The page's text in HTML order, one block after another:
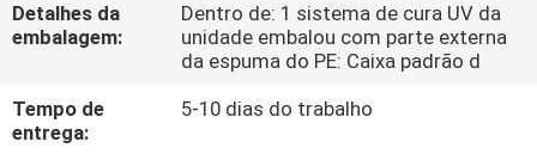
CONTROLE
DA
QUALIDADE
Detalhes da
embalagem:
Dentro de: 1 sistema de cura UV da
unidade embalou com parte externa
da espuma do PE: Caixa padrão d
Tempo de
entrega:
5-10 dias do trabalho